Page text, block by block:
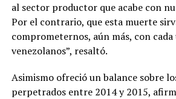
al sector productor que acabe con
Por el contrario, que esta muerte
comprometernos, aún más, con cada
venezolanos”, resaltó.
Asimismo ofreció un balance sobre
perpetrados entre 2014 y 2015,